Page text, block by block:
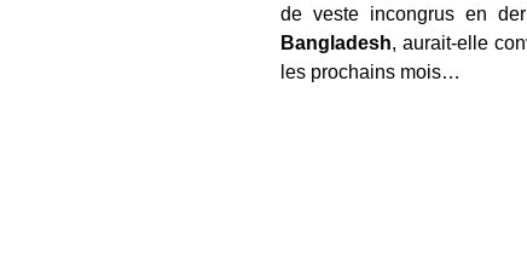
de veste incongrus en
Bangladesh, aurait-elle
les prochains mois…